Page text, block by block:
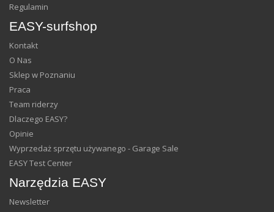
Regulamin
EASY-surfshop
Kontakt
O Nas
Sklep w Poznaniu
Praca
Team riderzy
Dlaczego EASY?
Opinie
Wyprzedaż sprzętu używanego - Garage Sale
EASY Test Center
Narzędzia EASY
Newsletter